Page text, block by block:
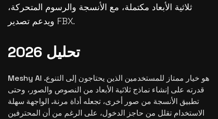
ثلاثية الأبعاد مكتملة، مع الأنسجة والرسوم المتحركة،
ويدعم تصدير FBX.
تحليل 2026
Meshy AI هو خيار ممتاز للمستخدمين الذين يحتاجون إلى التنوع.
قدرته على إنشاء نماذج ثلاثية الأبعاد من النصوص والصور، وحتى
تطبيق الأنسجة من صور أخرى، تجعله أداة مرنة. الواجهة سهلة
الاستخدام تقلل من حاجز الدخول، على الرغم من أن المحترفين